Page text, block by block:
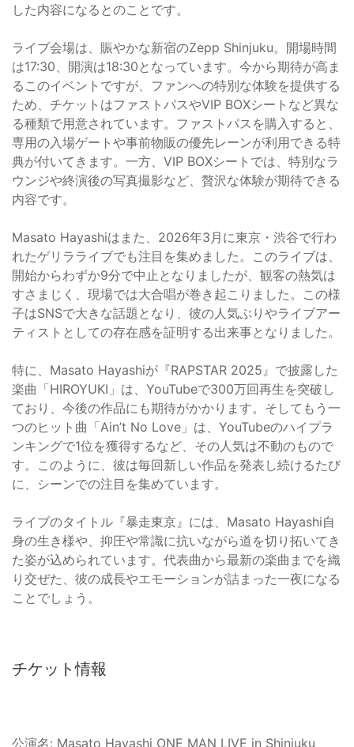
した内容になるとのことです。
ライブ会場は、賑やかな新宿のZepp Shinjuku。開場時間
は17:30、開演は18:30となっています。今から期待が高ま
るこのイベントですが、ファンへの特別な体験を提供する
ため、チケットはファストパスやVIP BOXシートなど異な
る種類で用意されています。ファストパスを購入すると、
専用の入場ゲートや事前物販の優先レーンが利用できる特
典が付いてきます。一方、VIP BOXシートでは、特別なラ
ウンジや終演後の写真撮影など、贅沢な体験が期待できる
内容です。
Masato Hayashiはまた、2026年3月に東京・渋谷で行わ
れたゲリラライブでも注目を集めました。このライブは、
開始からわずか9分で中止となりましたが、観客の熱気は
すさまじく、現場では大合唱が巻き起こりました。この様
子はSNSで大きな話題となり、彼の人気ぶりやライブアー
ティストとしての存在感を証明する出来事となりました。
特に、Masato Hayashiが『RAPSTAR 2025』で披露した
楽曲「HIROYUKI」は、YouTubeで300万回再生を突破し
ており、今後の作品にも期待がかかります。そしてもう一
つのヒット曲「Ain’t No Love」は、YouTubeのハイプラ
ンキングで1位を獲得するなど、その人気は不動のもので
す。このように、彼は毎回新しい作品を発表し続けるたび
に、シーンでの注目を集めています。
ライブのタイトル『暴走東京』には、Masato Hayashi自
身の生き様や、抑圧や常識に抗いながら道を切り拓いてき
た姿が込められています。代表曲から最新の楽曲までを織
り交ぜた、彼の成長やエモーションが詰まった一夜になる
ことでしょう。
チケット情報
公演名: Masato Hayashi ONE MAN LIVE in Shinjuku